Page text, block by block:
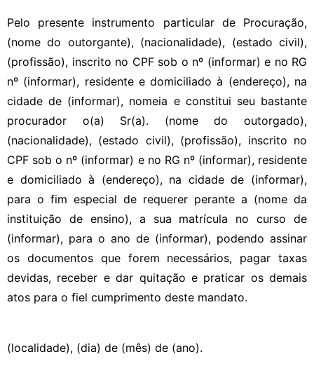
Pelo presente instrumento particular de Procuração,
(nome do outorgante), (nacionalidade), (estado civil),
(profissão), inscrito no CPF sob o nº (informar) e no RG
nº (informar), residente e domiciliado à (endereço), na
cidade de (informar), nomeia e constitui seu bastante
procurador o(a) Sr(a). (nome do outorgado),
(nacionalidade), (estado civil), (profissão), inscrito no
CPF sob o nº (informar) e no RG nº (informar), residente
e domiciliado à (endereço), na cidade de (informar),
para o fim especial de requerer perante a (nome da
instituição de ensino), a sua matrícula no curso de
(informar), para o ano de (informar), podendo assinar
os documentos que forem necessários, pagar taxas
devidas, receber e dar quitação e praticar os demais
atos para o fiel cumprimento deste mandato.
(localidade), (dia) de (mês) de (ano).